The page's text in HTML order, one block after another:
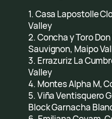
1. Casa Lapostolle
Valley
2. Concha y Toro
Sauvignon, Maipo
3. Errazuriz La
Valley
4. Montes Alpha M,
5. Viña Ventisquero
Block Garnacha